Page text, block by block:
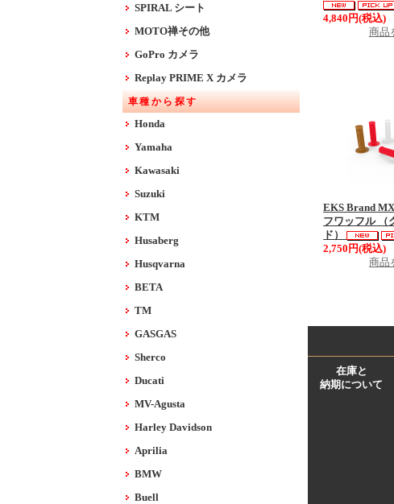
SPIRAL シート
MOTO禅その他
GoPro カメラ
Replay PRIME X カメラ
車種から探す
Honda
Yamaha
Kawasaki
Suzuki
KTM
Husaberg
Husqvarna
BETA
TM
GASGAS
Sherco
Ducati
MV-Agusta
Harley Davidson
Aprilia
BMW
Buell
4,840円(税込)
商品
EKS Brand
フワッフル （
ド）
2,750円(税込)
商品
在庫と
納期について